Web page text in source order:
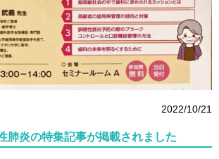
2022/10/21
肺炎の特集記事が掲載されました